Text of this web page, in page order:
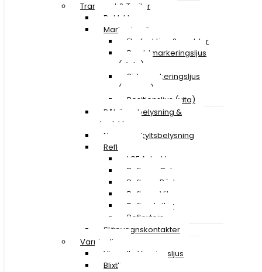
Transport & Trailer
Baklyktor
Markeringsljus
Flerfunktion & snablar
Breddmarkeringsljus
(röda)
Sidomarkeringsljus
(orange)
Positionsljus (vita)
Påhängsbelysning &
ploglyktor
Nummerskyltsbelysning
Reflexer
LGF A-traktor
Reflexer Gula
Reflexer Röda
Reflexer Vita
Reflexskyltar
Reflextejp
Släpvagnskontakter
Varningljus
Visa alla Varningsljus
Blixtljusramper